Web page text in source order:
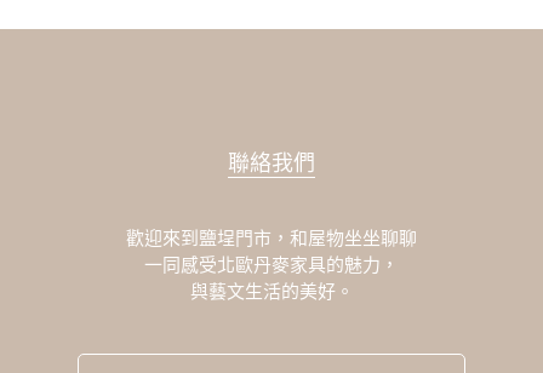
聯絡我們
歡迎來到鹽埕門市，和屋物坐坐聊聊
一同感受北歐丹麥家具的魅力，
與藝文生活的美好。